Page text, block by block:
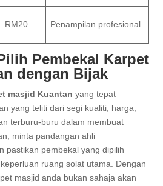
RM20 Penampilan profesional
Pembekal Karpet
dengan Bijak
masjid Kuantan yang tepat
yang teliti dari segi kualiti, harga,
terburu-buru dalam membuat
minta pandangan ahli
pastikan pembekal yang dipilih
ruang solat utama. Dengan
masjid anda bukan sahaja akan